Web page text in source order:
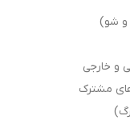
و شو)
و خارجی
مشترک